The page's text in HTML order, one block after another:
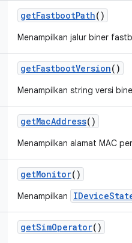
getFastbootPath()
Menampilkan jalur biner
getFastbootVersion()
Menampilkan string versi
getMacAddress()
Menampilkan alamat MAC
getMonitor()
Menampilkan
getSimOperator()